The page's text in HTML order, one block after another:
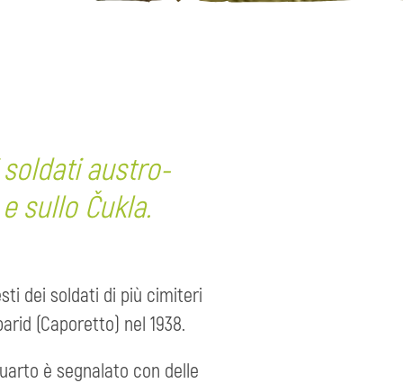
austro-
sullo Čukla.
dei soldati di più cimiteri
(Caporetto) nel 1938.
è segnalato con delle